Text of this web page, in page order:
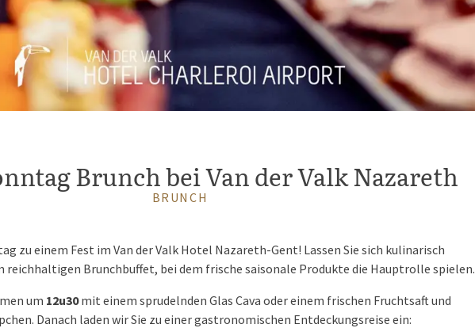
Brunch bei Van der Valk Nazareth
BRUNCH
zu einem Fest im Van der Valk Hotel Nazareth-Gent! Lassen Sie sich kulinarisch
reichhaltigen Brunchbuffet, bei dem frische saisonale Produkte die Hauptrolle spielen.
um 12u30mit einem sprudelnden Glas Cava oder einem frischen Fruchtsaft und
Danach laden wir Sie zu einer gastronomischen Entdeckungsreise ein: